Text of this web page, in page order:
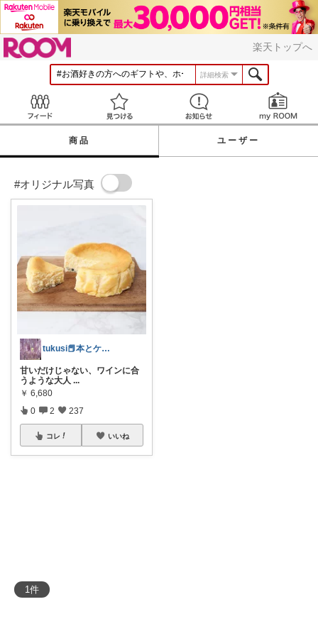
楽天トップへ
詳細検索
見つける お知らせ
商品 ユーザー
#オリジナル写真
1件
tukusi📕本とケーキの快適な時間を
​甘いだけじゃない、ワインに合
うような大人 ...
￥ 6,680
0 2 237
コレ いいね